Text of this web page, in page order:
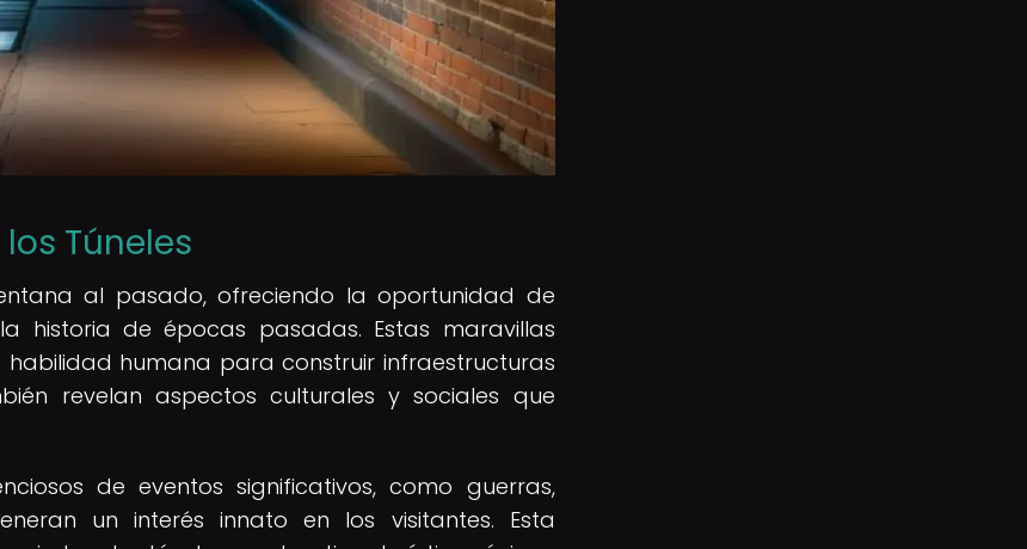
Túneles
al pasado, ofreciendo la oportunidad de
historia de épocas pasadas. Estas maravillas
humana para construir infraestructuras
revelan aspectos culturales y sociales que
de eventos significativos, como guerras,
un interés innato en los visitantes. Esta